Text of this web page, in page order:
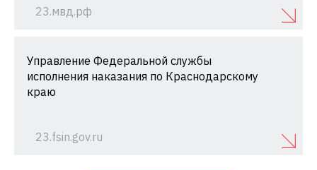
23.мвд.рф
Управление Федеральной службы
исполнения наказания по Краснодарскому
краю
23.fsin.gov.ru